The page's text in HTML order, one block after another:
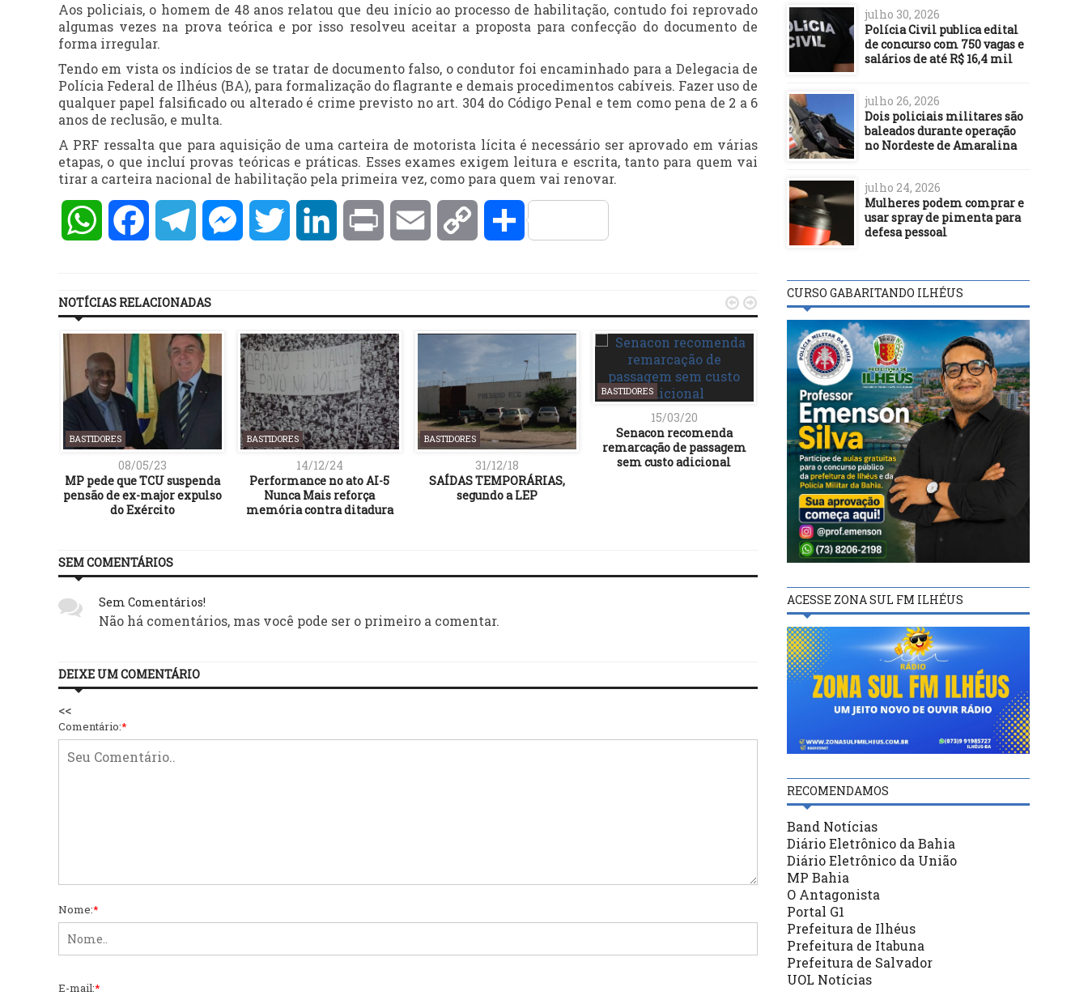
Aos policiais, o homem de 48 anos relatou que deu início ao processo de habilitação, contudo foi reprovado
algumas vezes na prova teórica e por isso resolveu aceitar a proposta para confecção do documento de
forma irregular.
Tendo em vista os indícios de se tratar de documento falso, o condutor foi encaminhado para a Delegacia de
Polícia Federal de Ilhéus (BA), para formalização do flagrante e demais procedimentos cabíveis. Fazer uso de
qualquer papel falsificado ou alterado é crime previsto no art. 304 do Código Penal e tem como pena de 2 a 6
anos de reclusão, e multa.
A PRF ressalta que para aquisição de uma carteira de motorista lícita é necessário ser aprovado em várias
etapas, o que incluí provas teóricas e práticas. Esses exames exigem leitura e escrita, tanto para quem vai
tirar a carteira nacional de habilitação pela primeira vez, como para quem vai renovar.
WhatsAppFacebookTelegramMessengerTwitter LinkedInPrint Email Copy Compartilhar
NOTÍCIAS RELACIONADAS
BASTIDORES
08/05/23
MP pede que TCU suspenda
pensão de ex-major expulso
do Exército
BASTIDORES
14/12/24
Performance no ato AI-5
Nunca Mais reforça
memória contra ditadura
BASTIDORES
31/12/18
SAÍDAS TEMPORÁRIAS,
segundo a LEP
BASTIDORES
15/03/20
Senacon recomenda
remarcação de passagem
sem custo adicional
BASTIDORES
29/06/18
Corregedoria normatiza
mudança de nome e gênero
em cartório
BASTIDORES
Município de
registra tremor de
 
SEM COMENTÁRIOS
Sem Comentários!
Não há comentários, mas você pode ser o primeiro a comentar.
DEIXE UM COMENTÁRIO
<<
Comentário:*
Nome:*
E-mail:*
julho 30, 2026
Polícia Civil publica edital
de concurso com 750 vagas e
salários de até R$ 16,4 mil
julho 26, 2026
Dois policiais militares são
baleados durante operação
no Nordeste de Amaralina
julho 24, 2026
Mulheres podem comprar e
usar spray de pimenta para
defesa pessoal
CURSO GABARITANDO ILHÉUS
ACESSE ZONA SUL FM ILHÉUS
RECOMENDAMOS
Band Notícias
Diário Eletrônico da Bahia
Diário Eletrônico da União
MP Bahia
O Antagonista
Portal G1
Prefeitura de Ilhéus
Prefeitura de Itabuna
Prefeitura de Salvador
UOL Notícias